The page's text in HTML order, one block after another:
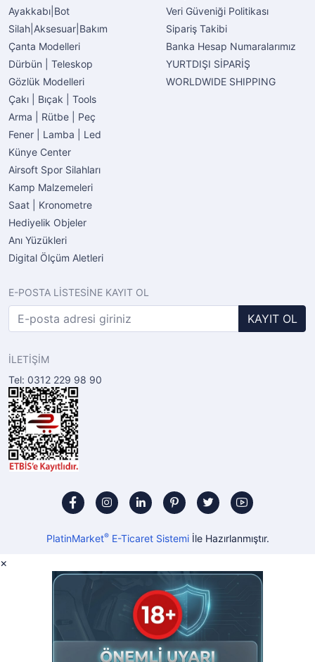
Ayakkabı|Bot
Silah|Aksesuar|Bakım
Çanta Modelleri
Dürbün | Teleskop
Gözlük Modelleri
Çakı | Bıçak | Tools
Arma | Rütbe | Peç
Fener | Lamba | Led
Künye Center
Airsoft Spor Silahları
Kamp Malzemeleri
Saat | Kronometre
Hediyelik Objeler
Anı Yüzükleri
Digital Ölçüm Aletleri
Veri Güveniği Politikası
Sipariş Takibi
Banka Hesap Numaralarımız
YURTDIŞI SİPARİŞ
WORLDWIDE SHIPPING
E-POSTA LİSTESİNE KAYIT OL
KAYIT OL
İLETİŞİM
Tel: 0312 229 98 90
PlatinMarket®E-Ticaret Sistemiİle Hazırlanmıştır.
×